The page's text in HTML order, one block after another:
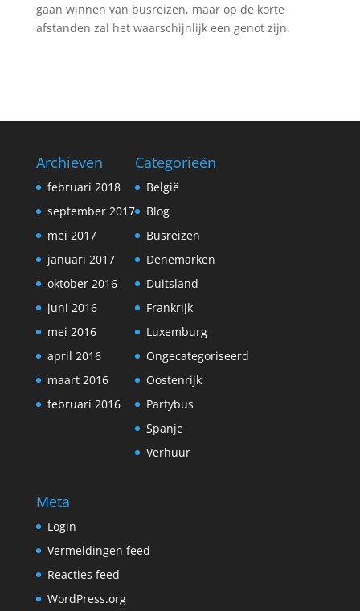
gaan winnen van busreizen, maar op de korte
afstanden zal het waarschijnlijk een genot zijn.
Archieven
februari 2018
september 2017
mei 2017
januari 2017
oktober 2016
juni 2016
mei 2016
april 2016
maart 2016
februari 2016
Categorieën
België
Blog
Busreizen
Denemarken
Duitsland
Frankrijk
Luxemburg
Ongecategoriseerd
Oostenrijk
Partybus
Spanje
Verhuur
Meta
Login
Vermeldingen feed
Reacties feed
WordPress.org